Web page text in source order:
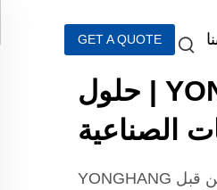
GET A QUOTE
أحزمة توقيت YONGHANG PU | حلول
الصناعية
تم تصميم أحزمة التوقيت المصنوعة من مادة PU من قبل YONGHANG